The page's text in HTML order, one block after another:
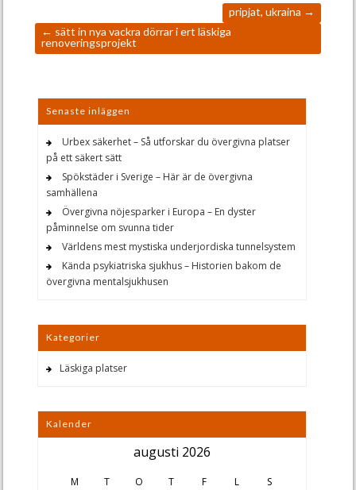
pripjat, ukraina →
← sätt in nya vackra dörrar i ert läskiga
renoveringsprojekt
Senaste inläggen
Urbex säkerhet – Så utforskar du övergivna platser
på ett säkert sätt
Spökstäder i Sverige – Här är de övergivna
samhällena
Övergivna nöjesparker i Europa – En dyster
påminnelse om svunna tider
Världens mest mystiska underjordiska tunnelsystem
Kända psykiatriska sjukhus – Historien bakom de
övergivna mentalsjukhusen
Kategorier
Läskiga platser
Kalender
augusti 2026
M T O T F L S